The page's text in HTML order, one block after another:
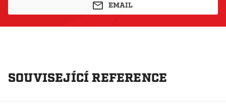
EMAIL
SOUVISEJÍCÍ REFERENCE